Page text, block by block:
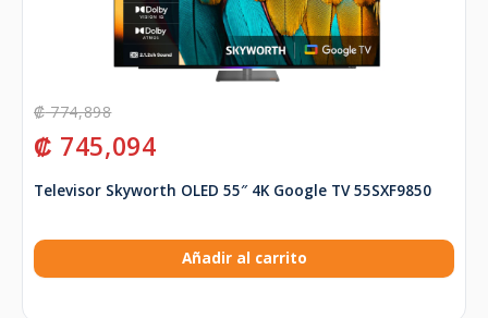
₡774,898
₡ 745,094
Televisor Skyworth OLED 55″ 4K Google TV 55SXF9850
Añadir al carrito